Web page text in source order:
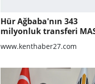
Hür Ağbaba'nın 343
milyonluk transferi
raporunda! Veli
milyonlar gitmiş
www.kenthaber27.com